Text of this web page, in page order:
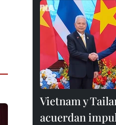
Vietnam y
acuerdan